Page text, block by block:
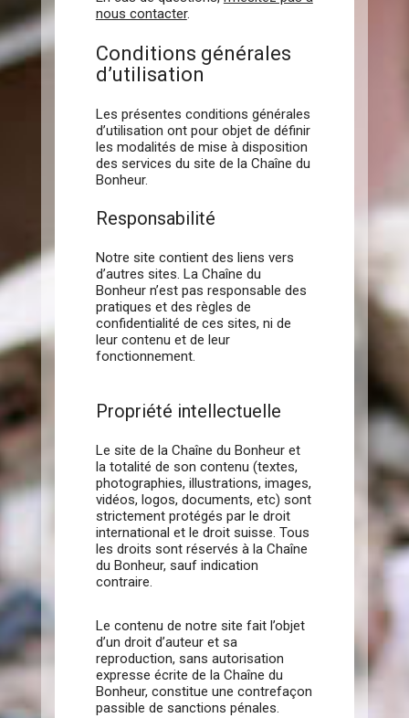
nous contacter.
Conditions générales
d’utilisation
Les présentes conditions générales
d’utilisation ont pour objet de définir
les modalités de mise à disposition
des services du site de la Chaîne du
Bonheur.
Responsabilité
Notre site contient des liens vers
d’autres sites. La Chaîne du
Bonheur n’est pas responsable des
pratiques et des règles de
confidentialité de ces sites, ni de
leur contenu et de leur
fonctionnement.
Propriété intellectuelle
Le site de la Chaîne du Bonheur et
la totalité de son contenu (textes,
photographies, illustrations, images,
vidéos, logos, documents, etc) sont
strictement protégés par le droit
international et le droit suisse. Tous
les droits sont réservés à la Chaîne
du Bonheur, sauf indication
contraire.
Le contenu de notre site fait l’objet
d’un droit d’auteur et sa
reproduction, sans autorisation
expresse écrite de la Chaîne du
Bonheur, constitue une contrefaçon
passible de sanctions pénales.